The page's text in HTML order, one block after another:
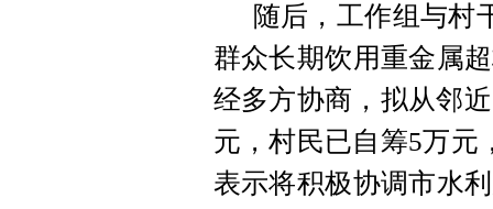
随后，工作组与村
群众长期饮用重金属
经多方协商，拟从邻
元，村民已自筹5万元
表示将积极协调市水